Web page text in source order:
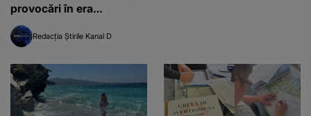
provocări în era
inteligenței artificiale
Redacția Știrile Kanal D